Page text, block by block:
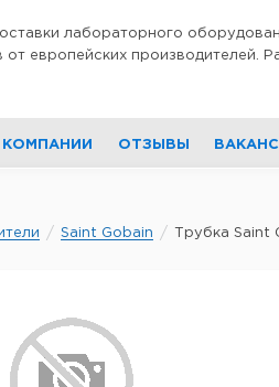
лабораторного
от европейских производителей.
КОМПАНИИ ОТЗЫВЫ
Saint Gobain Трубка Saint